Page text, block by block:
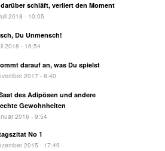
darüber schläft, verliert den Moment
2018 - 10:05
Du Unmensch!
2018 - 16:54
darauf an, was Du spielst
2017 - 8:40
des Adipösen und andere
Gewohnheiten
2016 - 9:54
No 1
2015 - 17:49